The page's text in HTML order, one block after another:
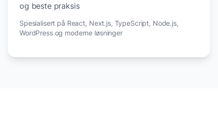
og beste praksis
Spesialisert på React, Next.js, TypeScript, Node.js,
WordPress og moderne løsninger